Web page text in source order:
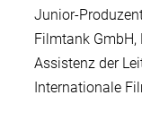
Junior-
Filmtank GmbH,
Assistenz der
Internationale